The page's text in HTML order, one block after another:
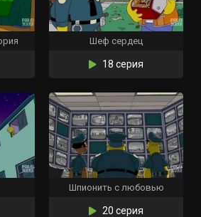
Шеф сердец
18 серия
Шпионить с любовью
20 серия